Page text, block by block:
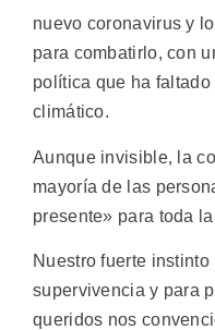
nuevo coronavirus y
para combatirlo, con
política que ha
climático.
Aunque invisible, la
mayoría de las
presente» para toda
Nuestro fuerte
supervivencia y para
queridos nos